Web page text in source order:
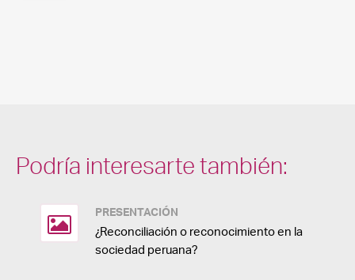
Podría interesarte también:
PRESENTACIÓN
¿Reconciliación o reconocimiento en la
sociedad peruana?